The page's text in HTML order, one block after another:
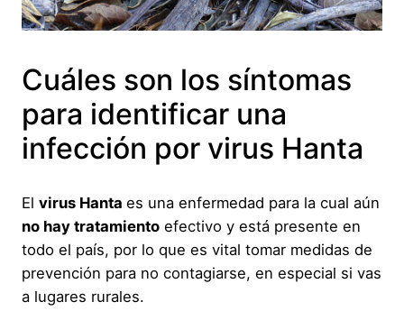
Cuáles son los síntomas
para identificar una
infección por virus Hanta
El virus Hanta es una enfermedad para la cual aún
no hay tratamiento efectivo y está presente en
todo el país, por lo que es vital tomar medidas de
prevención para no contagiarse, en especial si vas
a lugares rurales.